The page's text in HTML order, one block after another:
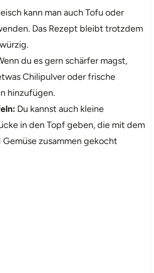
kann man auch Tofu oder
Das Rezept bleibt trotzdem
du es gern schärfer magst,
Chilipulver oder frische
hinzufügen.
Du kannst auch kleine
in den Topf geben, die mit dem
Gemüse zusammen gekocht